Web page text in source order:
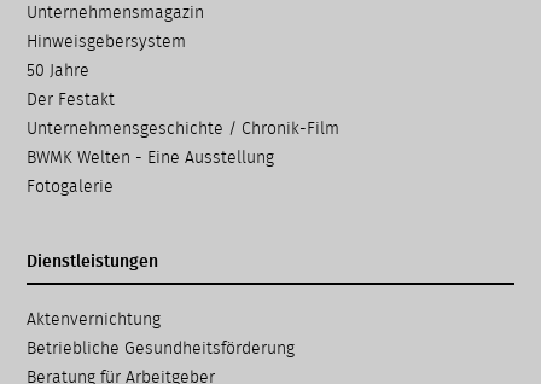
Unternehmensmagazin
Hinweisgebersystem
50 Jahre
Der Festakt
Unternehmensgeschichte / Chronik-Film
BWMK Welten - Eine Ausstellung
Fotogalerie
Dienstleistungen
Navigation
überspringen
Aktenvernichtung
Betriebliche Gesundheits­förderung
Beratung für Arbeitgeber